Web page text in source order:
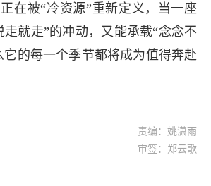
被“冷资源”重新定义，当一座
走就走”的冲动，又能承载“念念不
它的每一个季节都将成为值得奔赴
责编：姚潇雨
审签：郑云歌